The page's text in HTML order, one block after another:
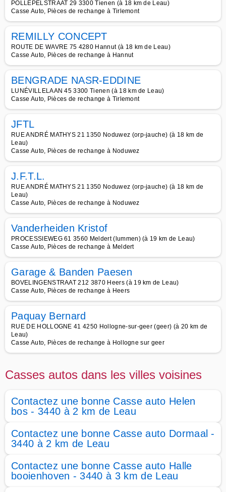
POLLEPELSTRAAT 29 3300 Tienen (à 18 km de Leau)
Casse Auto, Pièces de rechange à Tirlemont
REMILLY CONCEPT
ROUTE DE WAVRE 75 4280 Hannut (à 18 km de Leau)
Casse Auto, Pièces de rechange à Hannut
BENGRADE NASR-EDDINE
LUNÉVILLELAAN 45 3300 Tienen (à 18 km de Leau)
Casse Auto, Pièces de rechange à Tirlemont
JFTL
RUE ANDRÉ MATHYS 21 1350 Noduwez (orp-jauche) (à 18 km de
Leau)
Casse Auto, Pièces de rechange à Noduwez
J.F.T.L.
RUE ANDRÉ MATHYS 21 1350 Noduwez (orp-jauche) (à 18 km de
Leau)
Casse Auto, Pièces de rechange à Noduwez
Vanderheiden Kristof
PROCESSIEWEG 61 3560 Meldert (lummen) (à 19 km de Leau)
Casse Auto, Pièces de rechange à Meldert
Garage & Banden Paesen
BOVELINGENSTRAAT 212 3870 Heers (à 19 km de Leau)
Casse Auto, Pièces de rechange à Heers
Paquay Bernard
RUE DE HOLLOGNE 41 4250 Hollogne-sur-geer (geer) (à 20 km de
Leau)
Casse Auto, Pièces de rechange à Hollogne sur geer
Casses autos dans les villes voisines
Contactez une bonne Casse auto Helen
bos - 3440 à 2 km de Leau
Contactez une bonne Casse auto Dormaal -
3440 à 2 km de Leau
Contactez une bonne Casse auto Halle
booienhoven - 3440 à 3 km de Leau